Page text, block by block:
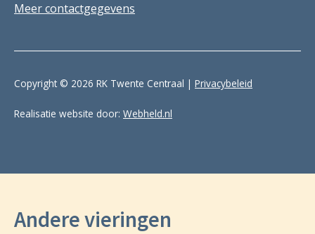
Meer contactgegevens
Copyright © 2026 RK Twente Centraal | Privacybeleid
Realisatie website door: Webheld.nl
Andere vieringen